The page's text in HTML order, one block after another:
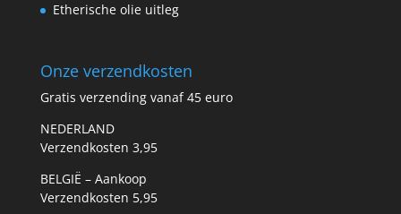
Etherische olie uitleg
Onze verzendkosten
Gratis verzending vanaf 45 euro
NEDERLAND
Verzendkosten 3,95
BELGIË – Aankoop
Verzendkosten 5,95